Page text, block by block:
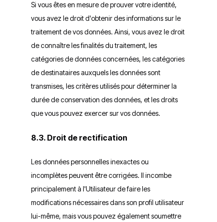
Si vous êtes en mesure de prouver votre identité,
vous avez le droit d'obtenir des informations sur le
traitement de vos données. Ainsi, vous avez le droit
de connaître les finalités du traitement, les
catégories de données concernées, les catégories
de destinataires auxquels les données sont
transmises, les critères utilisés pour déterminer la
durée de conservation des données, et les droits
que vous pouvez exercer sur vos données.
8.3. Droit de rectification
Les données personnelles inexactes ou
incomplètes peuvent être corrigées. Il incombe
principalement à l'Utilisateur de faire les
modifications nécessaires dans son profil utilisateur
lui-même, mais vous pouvez également soumettre